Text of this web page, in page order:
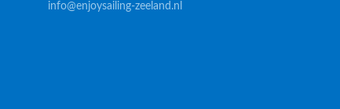
info@enjoysailing-zeeland.nl